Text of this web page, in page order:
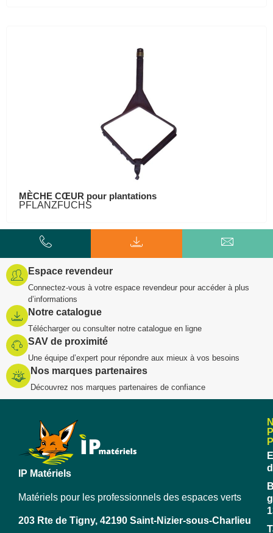
MÈCHE CŒUR pour plantations
PFLANZFUCHS
Espace revendeur
Connectez-vous à votre espace revendeur pour accéder à plus
d’informations
Notre catalogue
Télécharger ou consulter notre catalogue en ligne
SAV de proximité
Une équipe d’expert pour répondre aux mieux à vos besoins
Nos marques partenaires
Découvrez nos marques partenaires de confiance
IP Matériels
Matériels pour les professionnels des espaces verts
203 Rte de Tigny, 42190 Saint-Nizier-sous-Charlieu